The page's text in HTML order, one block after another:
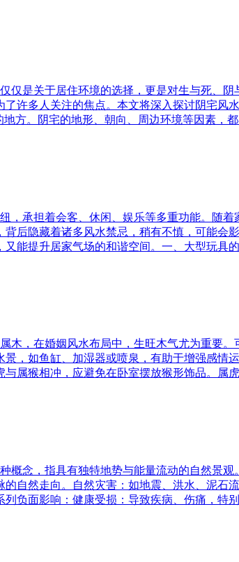
仅是关于居住环境的选择，更是对生与死、
许多人关注的焦点。本文将深入探讨阴宅风
方。阴宅的地形、朝向、周边环境等因素，
，承担着会客、休闲、娱乐等多重功能。随
后隐藏着诸多风水禁忌，稍有不慎，可能会
能提升居家气场的和谐空间。一、大型玩具
木，在婚姻风水布局中，生旺木气尤为重要
，如鱼缸、加湿器或喷泉，有助于增强感情
属猴相冲，应避免在卧室摆放猴形饰品。属
概念，指具有独特地势与能量流动的自然景
自然走向。自然灾害：如地震、洪水、泥石
负面影响：健康受损：导致疾病、伤痛，特